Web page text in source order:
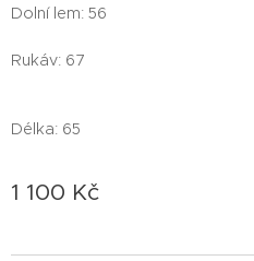
Dolní lem: 56
Rukáv: 67
Délka: 65
1 100 Kč